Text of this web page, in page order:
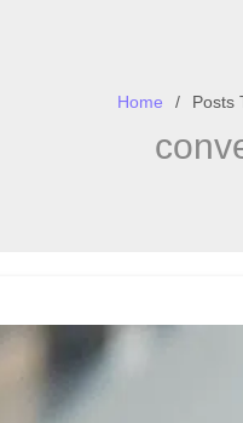
Home Posts